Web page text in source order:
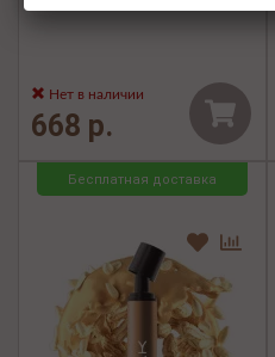
Нет в наличии
668 р.
Бесплатная доставка